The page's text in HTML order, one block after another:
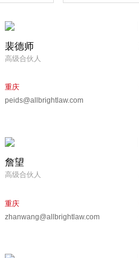
裴德师
高级合伙人
重庆
peids@allbrightlaw.com
詹望
高级合伙人
重庆
zhanwang@allbrightlaw.com